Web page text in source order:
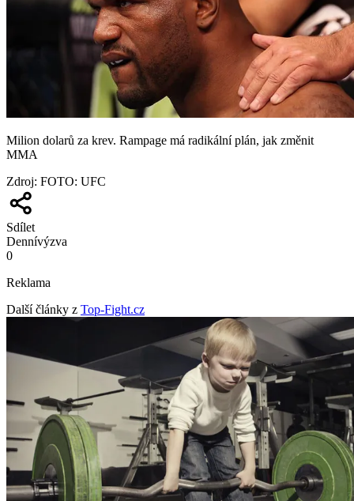
Milion dolarů za krev. Rampage má radikální plán, jak změnit
MMA
Zdroj: FOTO: UFC
Sdílet
Dennívýzva
0
Reklama
Další články z Top-Fight.cz